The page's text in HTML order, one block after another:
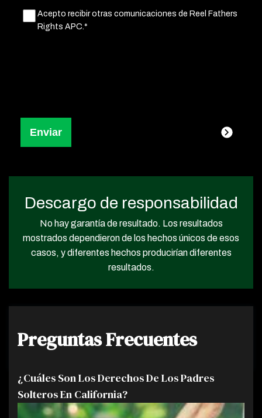
Untitled(Obligatorio)
Acepto recibir otras comunicaciones de Reel Fathers
Rights APC.*
Descargo de responsabilidad
No hay garantía de resultado. Los resultados
mostrados dependieron de los hechos únicos de esos
casos, y diferentes hechos producirían diferentes
resultados.
Preguntas Frecuentes
¿Cuáles Son Los Derechos De Los Padres
Solteros En California?